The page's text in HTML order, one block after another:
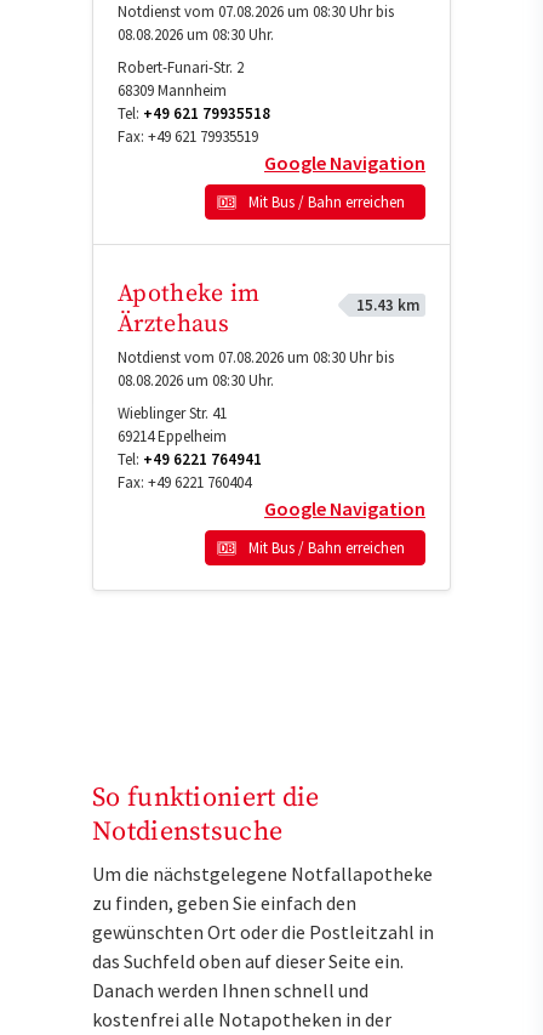
Notdienst vom 07.08.2026 um 08:30 Uhr bis
08.08.2026 um 08:30 Uhr.
Robert-Funari-Str. 2
68309Mannheim
Tel: +49 621 79935518
Fax: +49 621 79935519
Google Navigation
Mit Bus / Bahn erreichen
Apotheke im
Ärztehaus
15.43 km
Notdienst vom 07.08.2026 um 08:30 Uhr bis
08.08.2026 um 08:30 Uhr.
Wieblinger Str. 41
69214Eppelheim
Tel: +49 6221 764941
Fax: +49 6221 760404
Google Navigation
Mit Bus / Bahn erreichen
So funktioniert die
Notdienstsuche
Um die nächstgelegene Notfallapotheke
zu finden, geben Sie einfach den
gewünschten Ort oder die Postleitzahl in
das Suchfeld oben auf dieser Seite ein.
Danach werden Ihnen schnell und
kostenfrei alle Notapotheken in der